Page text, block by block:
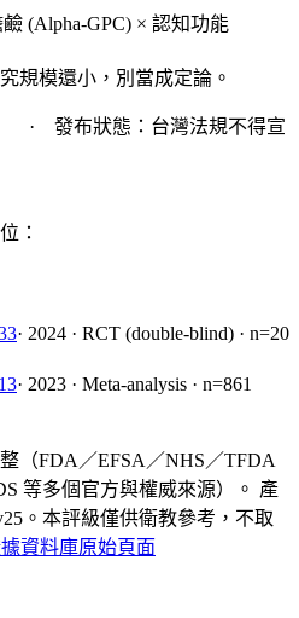
(Alpha-GPC) × 認知功能
規模還小，別當成定論。
· 發布狀態：台灣法規不得宣
：
· 2024 · RCT (double-blind) · n=20
· 2023 · Meta-analysis · n=861
（FDA／EFSA／NHS／TFDA
等多個官方與權威來源）。 產
。本評級僅供衛教參考，不取
資料庫原始頁面